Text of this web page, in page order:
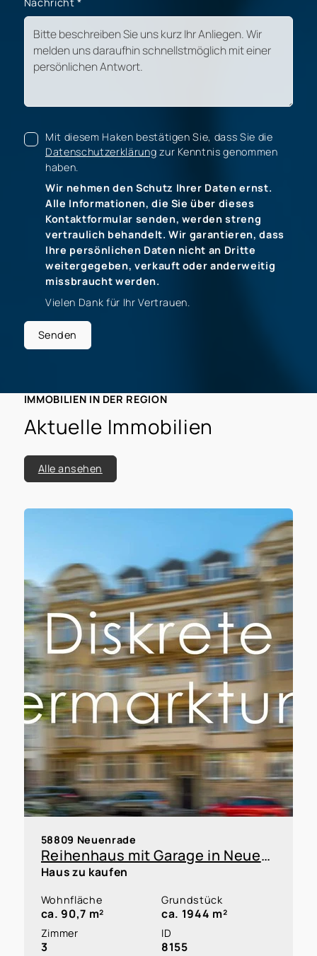
Mit diesem Haken bestätigen Sie, dass Sie die
Datenschutzerklärung zur Kenntnis genommen
haben.
Wir nehmen den Schutz Ihrer Daten ernst.
Alle Informationen, die Sie über dieses
Kontaktformular senden, werden streng
vertraulich behandelt. Wir garantieren, dass
Ihre persönlichen Daten nicht an Dritte
weitergegeben, verkauft oder anderweitig
missbraucht werden.
Vielen Dank für Ihr Vertrauen.
Senden
IMMOBILIEN IN DER REGION
Aktuelle Immobilien
Alle ansehen
58809 Neuenrade
Reihenhaus mit Garage in Neuenrade zur Kapitalanlage oder Eigennutzung innerhalb einer WEG
Haus zu kaufen
Wohnfläche
ca. 90,7 m²
Grundstück
ca. 1944 m²
Zimmer
3
ID
8155